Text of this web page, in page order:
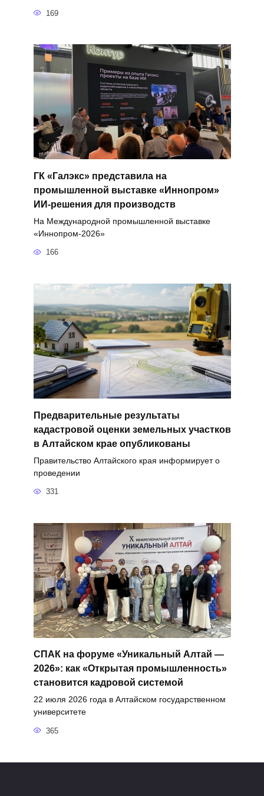
169
ГК «Галэкс» представила на
промышленной выставке «Иннопром»
ИИ-решения для производств
На Международной промышленной выставке
«Иннопром-2026»
166
Предварительные результаты
кадастровой оценки земельных участков
в Алтайском крае опубликованы
Правительство Алтайского края информирует о
проведении
331
СПАК на форуме «Уникальный Алтай —
2026»: как «Открытая промышленность»
становится кадровой системой
22 июля 2026 года в Алтайском государственном
университете
365